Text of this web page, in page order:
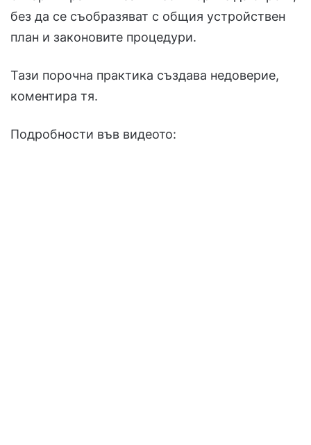
без да се съобразяват с общия устройствен
план и законовите процедури.
Тази порочна практика създава недоверие,
коментира тя.
Подробности във видеото: